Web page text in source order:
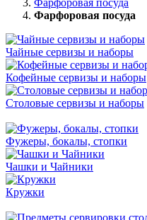
Фарфоровая посуда
Чайные сервизы и наборы
Кофейные сервизы и наборы
Столовые сервизы и наборы
Фужеры, бокалы, стопки
Чашки и Чайники
Кружки